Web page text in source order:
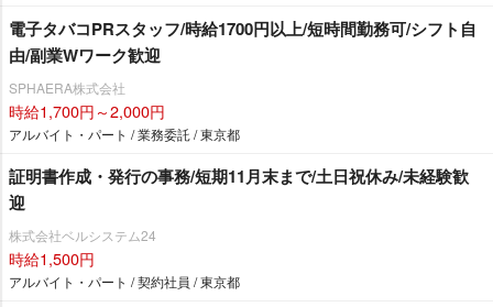
電子タバコPRスタッフ/時給1700円以上/短時間勤務可/シフト自
由/副業Wワーク歓迎
SPHAERA株式会社
時給1,700円～2,000円
アルバイト・パート / 業務委託 / 東京都
証明書作成・発行の事務/短期11月末まで/土日祝休み/未経験歓
迎
株式会社ベルシステム24
時給1,500円
アルバイト・パート / 契約社員 / 東京都